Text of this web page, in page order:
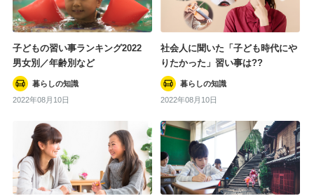
子どもの習い事ランキング2022
男女別／年齢別など
暮らしの知識
2022年08月10日
社会人に聞いた「子ども時代にや
りたかった」習い事は??
暮らしの知識
2022年08月10日